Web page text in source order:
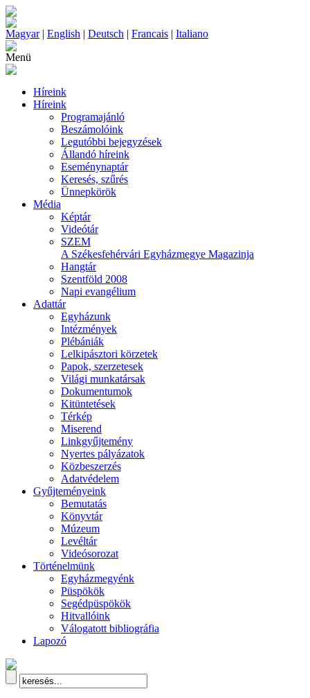
Magyar| English | Deutsch | Francais | Italiano
Menü
Híreink
Híreink
Programajánló
Beszámolóink
Legutóbbi bejegyzések
Állandó híreink
Eseménynaptár
Keresés, szűrés
Ünnepkörök
Média
Képtár
Videótár
SZEM
A Székesfehérvári Egyházmegye Magazinja
Hangtár
Szentföld 2008
Napi evangélium
Adattár
Egyházunk
Intézmények
Plébániák
Lelkipásztori körzetek
Papok, szerzetesek
Világi munkatársak
Dokumentumok
Kitüntetések
Térkép
Miserend
Linkgyűjtemény
Nyertes pályázatok
Közbeszerzés
Adatvédelem
Gyűjteményeink
Bemutatás
Könyvtár
Múzeum
Levéltár
Videósorozat
Történelmünk
Egyházmegyénk
Püspökök
Segédpüspökök
Hitvallóink
Válogatott bibliográfia
Lapozó